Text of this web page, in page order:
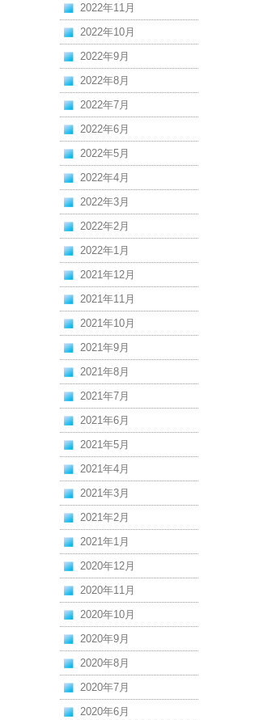
2022年11月
2022年10月
2022年9月
2022年8月
2022年7月
2022年6月
2022年5月
2022年4月
2022年3月
2022年2月
2022年1月
2021年12月
2021年11月
2021年10月
2021年9月
2021年8月
2021年7月
2021年6月
2021年5月
2021年4月
2021年3月
2021年2月
2021年1月
2020年12月
2020年11月
2020年10月
2020年9月
2020年8月
2020年7月
2020年6月